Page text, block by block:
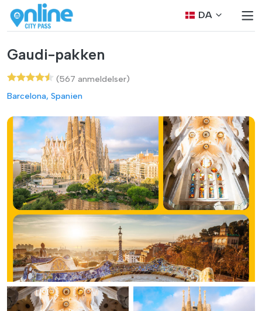
DA
Gaudi-pakken
(567 anmeldelser)
Barcelona, Spanien